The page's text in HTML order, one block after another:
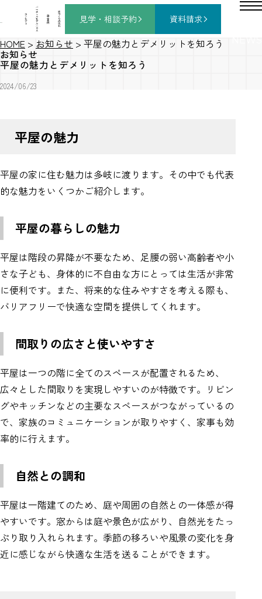
コ
ン
セ
プ
ト
バ
ー
チ
ャ
ル
モ
デ
ル
ハ
ウ
ス
施
工
事
例
家
づ
く
り
の
流
れ
見学・相談予約 資料請求
HOME > お知らせ > 平屋の魅力とデメリットを知ろう
お知らせ
平屋の魅力とデメリットを知ろう
2024/06/23
平屋の魅力
平屋の家に住む魅力は多岐に渡ります。その中でも代表
的な魅力をいくつかご紹介します。
平屋の暮らしの魅力
平屋は階段の昇降が不要なため、足腰の弱い高齢者や小
さな子ども、身体的に不自由な方にとっては生活が非常
に便利です。また、将来的な住みやすさを考える際も、
バリアフリーで快適な空間を提供してくれます。
間取りの広さと使いやすさ
平屋は一つの階に全てのスペースが配置されるため、
広々とした間取りを実現しやすいのが特徴です。リビン
グやキッチンなどの主要なスペースがつながっているの
で、家族のコミュニケーションが取りやすく、家事も効
率的に行えます。
自然との調和
平屋は一階建てのため、庭や周囲の自然との一体感が得
やすいです。窓からは庭や景色が広がり、自然光をたっ
ぷり取り入れられます。季節の移ろいや風景の変化を身
近に感じながら快適な生活を送ることができます。